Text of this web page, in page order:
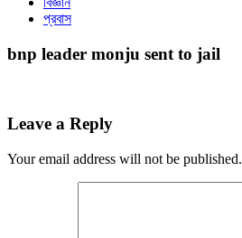
প্রবাস
bnp leader monju sent to jail
Leave a Reply
Your email address will not be published.